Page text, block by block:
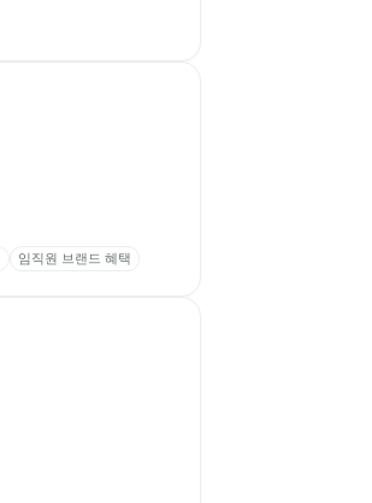
임직원 브랜드 혜택